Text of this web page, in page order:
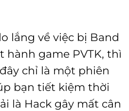
lắng về việc bị Band
hành game PVTK, thì
chỉ là một phiên
bạn tiết kiệm thời
là Hack gây mất cân